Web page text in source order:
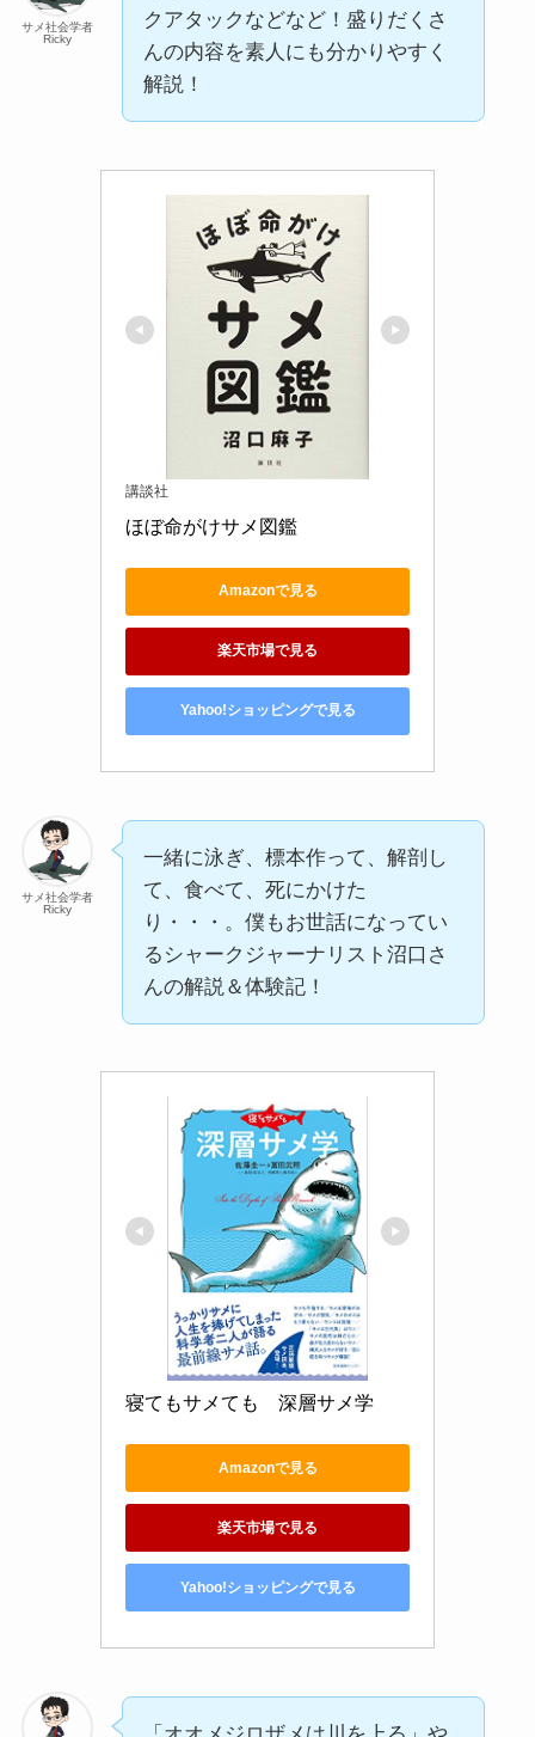
サメ社会学者
Ricky
クアタックなどなど！盛りだくさ
んの内容を素人にも分かりやすく
解説！
講談社
ほぼ命がけサメ図鑑
Amazonで見る
楽天市場で見る
Yahoo!ショッピングで見る
サメ社会学者
Ricky
一緒に泳ぎ、標本作って、解剖し
て、食べて、死にかけた
り・・・。僕もお世話になってい
るシャークジャーナリスト沼口さ
んの解説＆体験記！
寝てもサメても　深層サメ学
Amazonで見る
楽天市場で見る
Yahoo!ショッピングで見る